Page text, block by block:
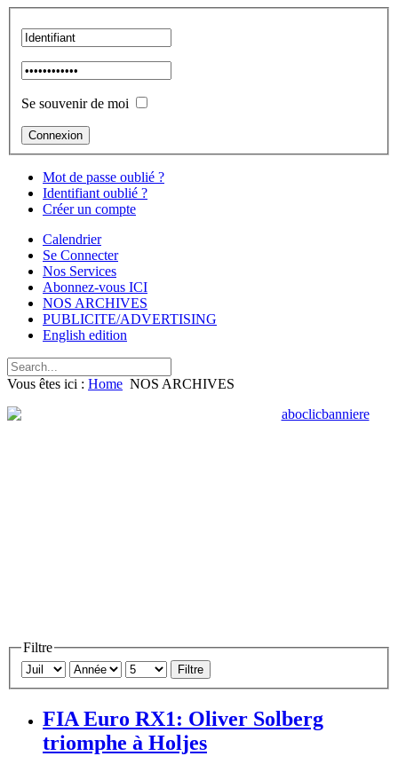
Se souvenir de moi
Mot de passe oublié ?
Identifiant oublié ?
Créer un compte
Calendrier
Se Connecter
Nos Services
Abonnez-vous ICI
NOS ARCHIVES
PUBLICITE/ADVERTISING
English edition
Vous êtes ici : Home NOS ARCHIVES
Filtre
Filtre
FIA Euro RX1: Oliver Solberg
triomphe à Holjes